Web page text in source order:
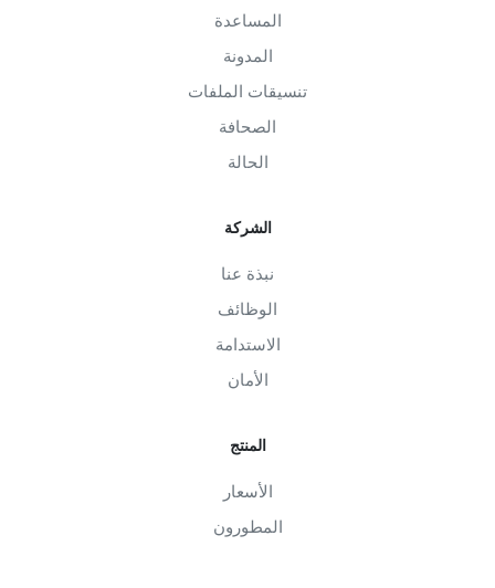
المساعدة
المدونة
تنسيقات الملفات
الصحافة
الحالة
الشركة
نبذة عنا
الوظائف
الاستدامة
الأمان
المنتج
الأسعار
المطورون